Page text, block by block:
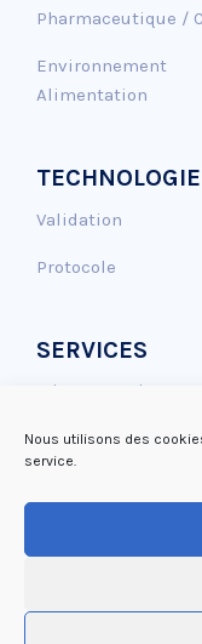
Nous utilisons des
service.
Pharmaceutique /
Alimentation
TECHNOLOGIE
Validation
Protocole
SERVICES
Génotoxicité
Effet Antioxydant